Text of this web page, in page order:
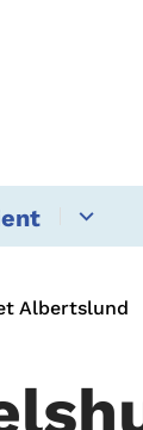
Albertslund